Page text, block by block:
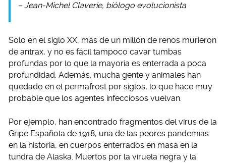
– Jean-Michel Claverie, biólogo evolucionista
Solo en el siglo XX, más de un millón de renos murieron
de antrax, y no es fácil tampoco cavar tumbas
profundas por lo que la mayoría es enterrada a poca
profundidad. Además, mucha gente y animales han
quedado en el permafrost por siglos, lo que hace muy
probable que los agentes infecciosos vuelvan.
Por ejemplo, han encontrado fragmentos del virus de la
Gripe Española de 1918, una de las peores pandemias
en la historia, en cuerpos enterrados en masa en la
tundra de Alaska. Muertos por la viruela negra y la